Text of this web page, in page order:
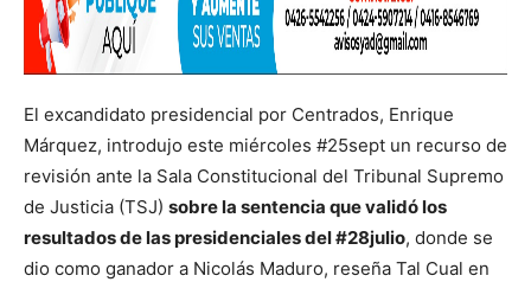
El excandidato presidencial por Centrados, Enrique
Márquez, introdujo este miércoles #25sept un recurso de
revisión ante la Sala Constitucional del Tribunal Supremo
de Justicia (TSJ) sobre la sentencia que validó los
resultados de las presidenciales del #28julio, donde se
dio como ganador a Nicolás Maduro, reseña Tal Cual en